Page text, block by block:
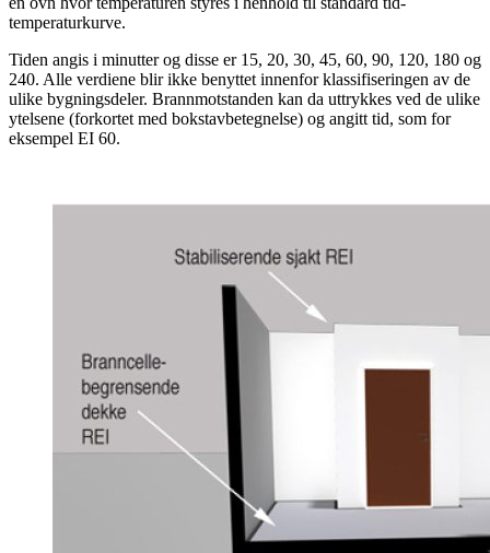
temperaturkurve.
Tiden angis i minutter og disse er 15, 20, 30, 45, 60, 90, 120, 180 og
240. Alle verdiene blir ikke benyttet innenfor klassifiseringen av de
ulike bygningsdeler. Brannmotstanden kan da uttrykkes ved de ulike
ytelsene (forkortet med bokstavbetegnelse) og angitt tid, som for
eksempel EI 60.